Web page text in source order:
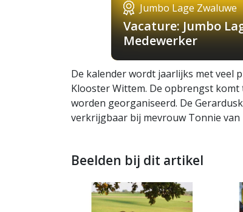
Jumbo Lage Zwaluwe
Vacature: Jumbo
Medewerker
De kalender wordt jaarlijks met veel
Klooster Wittem. De opbrengst
worden georganiseerd. De
verkrijgbaar bij mevrouw Tonnie van
Beelden bij dit artikel